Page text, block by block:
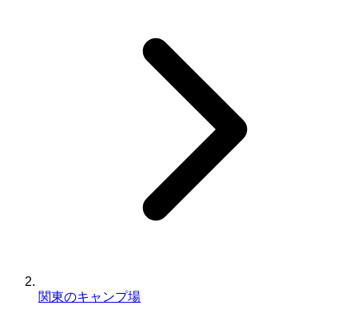
関東のキャンプ場